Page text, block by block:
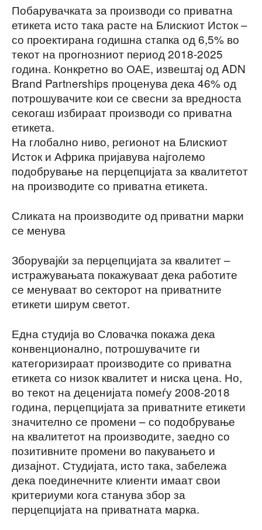
Побарувачката за производи со приватна
етикета исто така расте на Блискиот Исток –
со проектирана годишна стапка од 6,5% во
текот на прогнозниот период 2018-2025
година. Конкретно во ОАЕ, извештај од ADN
Brand Partnerships проценува дека 46% од
потрошувачите кои се свесни за вредноста
секогаш избираат производи со приватна
етикета.
На глобално ниво, регионот на Блискиот
Исток и Африка пријавува најголемо
подобрување на перцепцијата за квалитетот
на производите со приватна етикета.
Сликата на производите од приватни марки
се менува
Зборувајќи за перцепцијата за квалитет –
истражувањата покажуваат дека работите
се менуваат во секторот на приватните
етикети ширум светот.
Една студија во Словачка покажа дека
конвенционално, потрошувачите ги
категоризираат производите со приватна
етикета со низок квалитет и ниска цена. Но,
во текот на деценијата помеѓу 2008-2018
година, перцепцијата за приватните етикети
значително се промени – со подобрување
на квалитетот на производите, заедно со
позитивните промени во пакувањето и
дизајнот. Студијата, исто така, забележа
дека поединечните клиенти имаат свои
критериуми кога станува збор за
перцепцијата на приватната марка.